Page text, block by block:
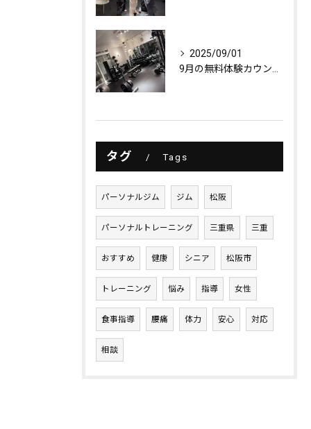
2025/09/01
タグ Tags
パーソナルジム ジム 松阪
パーソナルトレーニング 三重県 三重
おすすめ 健康 シニア 松阪市
トレーニング 悩み 指導 女性
食事指導 腰痛 体力 安心 対応
相談